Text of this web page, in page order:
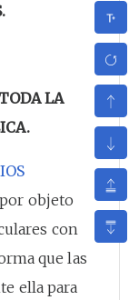
LA
objeto
con
que las
ella para